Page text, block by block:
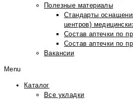
Полезные материалы
Стандарты
центров)
Состав аптечки по
Состав аптечки по
Вакансии
Menu
Каталог
Все укладки